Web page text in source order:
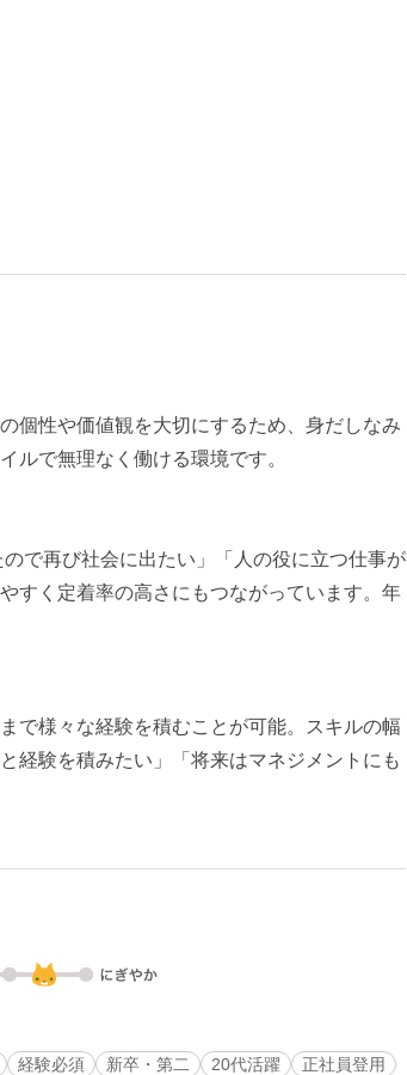
個性や価値観を大切にするため、身だしなみ
ルで無理なく働ける環境です。
で再び社会に出たい」「人の役に立つ仕事が
すく定着率の高さにもつながっています。年
で様々な経験を積むことが可能。スキルの幅
経験を積みたい」「将来はマネジメントにも
経験必須 新卒・第二 20代活躍
正社員登用